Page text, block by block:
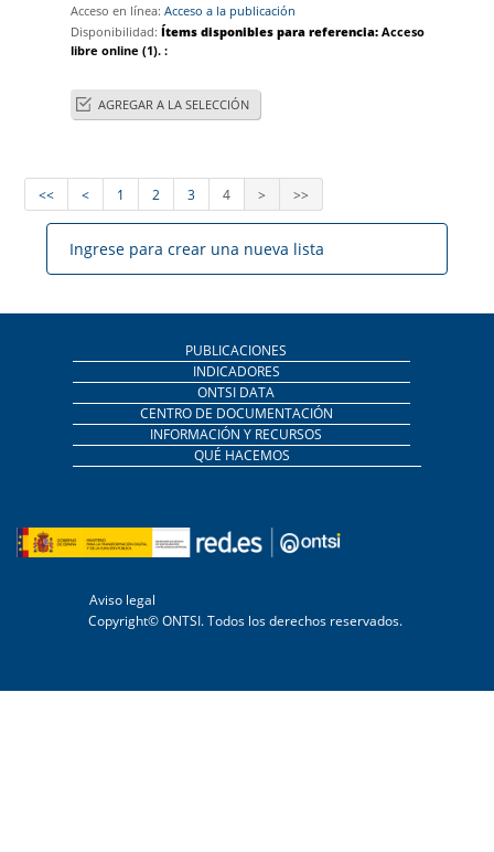
Acceso en línea:Acceso a la publicación
Disponibilidad:Ítems disponibles para referencia:Acceso
libre online (1).:
AGREGAR A LA SELECCIÓN
<< < 1 2 3 4 > >>
Ingrese para crear una nueva lista
PUBLICACIONES
INDICADORES
ONTSI DATA
CENTRO DE DOCUMENTACIÓN
INFORMACIÓN Y RECURSOS
QUÉ HACEMOS
Aviso legal
Copyright© ONTSI. Todos los derechos reservados.